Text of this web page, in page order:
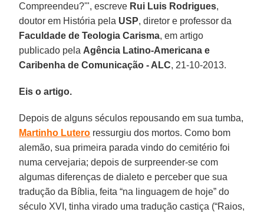
Compreendeu?'", escreve Rui Luis Rodrigues,
doutor em História pela USP, diretor e professor da
Faculdade de Teologia Carisma, em artigo
publicado pela Agência Latino-Americana e
Caribenha de Comunicação - ALC, 21-10-2013.
Eis o artigo.
Depois de alguns séculos repousando em sua tumba,
Martinho Lutero ressurgiu dos mortos. Como bom
alemão, sua primeira parada vindo do cemitério foi
numa cervejaria; depois de surpreender-se com
algumas diferenças de dialeto e perceber que sua
tradução da Bíblia, feita “na linguagem de hoje” do
século XVI, tinha virado uma tradução castiça (“Raios,